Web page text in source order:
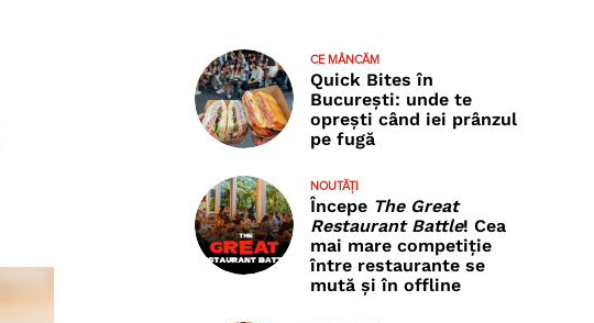
CE MÂNCĂM
Quick Bites în
București: unde te
oprești când iei prânzul
pe fugă
NOUTĂȚI
Începe The Great
Restaurant Battle! Cea
mai mare competiție
între restaurante se
mută și în offline